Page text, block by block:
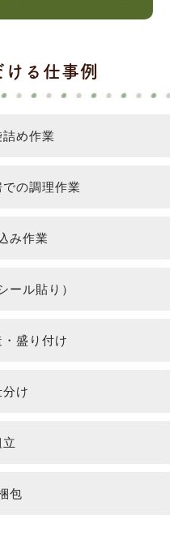
ける仕事例
め作業
の調理作業
み作業
ール貼り）
盛り付け
け
包